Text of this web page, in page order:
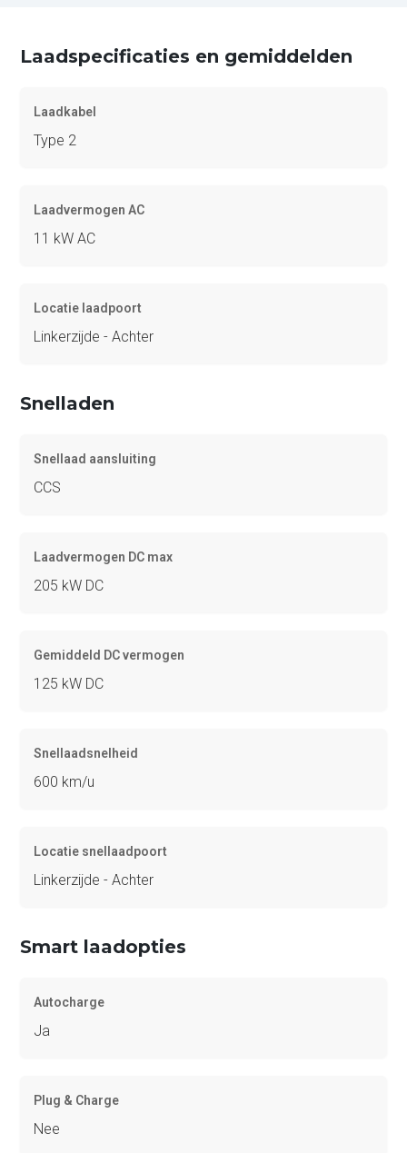
Laadspecificaties en gemiddelden
Laadkabel
Type 2
Laadvermogen AC
11 kW AC
Locatie laadpoort
Linkerzijde - Achter
Snelladen
Snellaad aansluiting
CCS
Laadvermogen DC max
205 kW DC
Gemiddeld DC vermogen
125 kW DC
Snellaadsnelheid
600 km/u
Locatie snellaadpoort
Linkerzijde - Achter
Smart laadopties
Autocharge
Ja
Plug & Charge
Nee